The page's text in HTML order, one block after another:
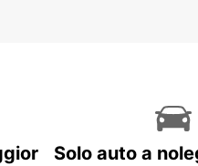
Solo auto a